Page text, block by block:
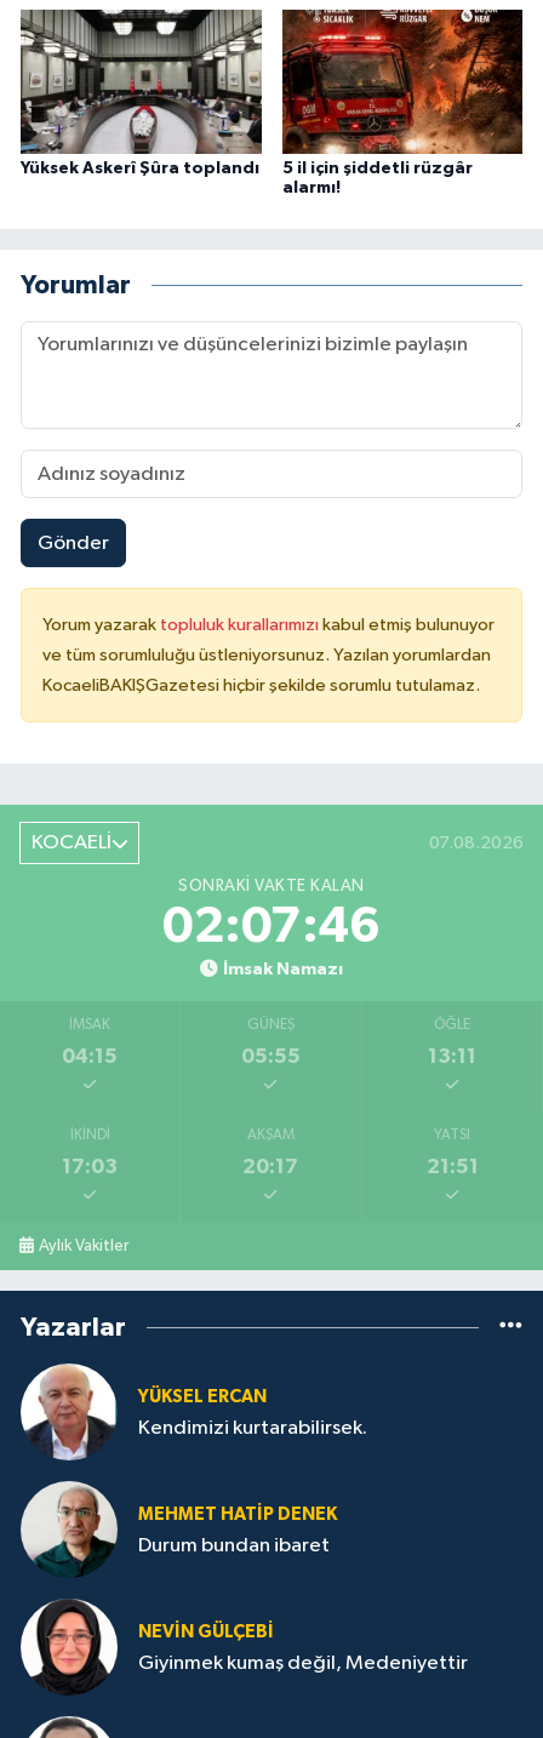
Yüksek Askerî Şûra toplandı
5 il için şiddetli rüzgâr
alarmı!
Yorumlar
Gönder
Yorum yazarak topluluk kurallarımızı kabul etmiş bulunuyor
ve tüm sorumluluğu üstleniyorsunuz. Yazılan yorumlardan
KocaeliBAKIŞGazetesi hiçbir şekilde sorumlu tutulamaz.
KOCAELİ 07.08.2026
SONRAKI VAKTE KALAN
02:07:45
İmsak Namazı
İMSAK
04:15
GÜNEŞ
05:55
ÖĞLE
13:11
İKINDI
17:03
AKŞAM
20:17
YATSI
21:51
Aylık Vakitler
Yazarlar
YÜKSEL ERCAN
Kendimizi kurtarabilirsek.
MEHMET HATİP DENEK
Durum bundan ibaret
NEVİN GÜLÇEBİ
Giyinmek kumaş değil, Medeniyettir